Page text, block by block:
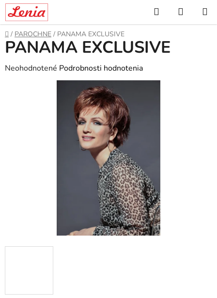
Prejsť
obsah
Hľadať
KOŠÍK
Domov
/ PAROCHNE / PANAMA EXCLUSIVE
PANAMA EXCLUSIVE
Priemerné
Neohodnotené Podrobnosti hodnotenia